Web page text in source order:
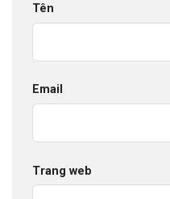
Tên
Email
Trang web